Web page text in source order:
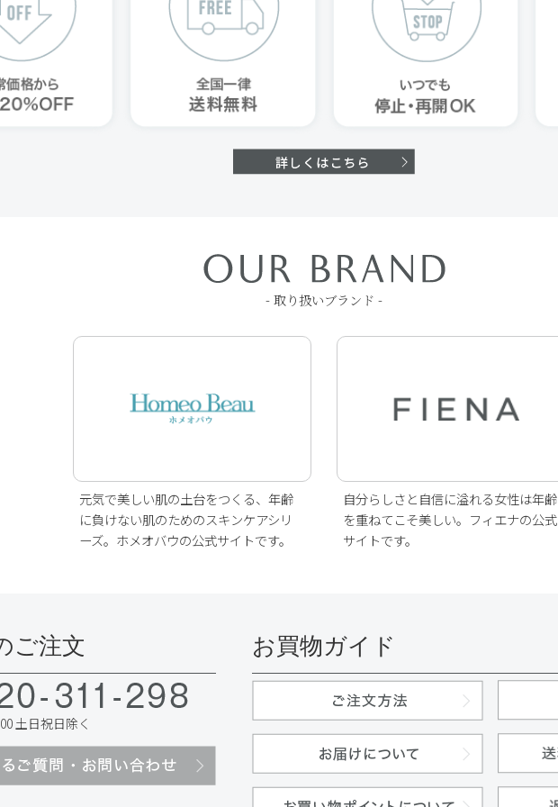
- 取り扱いブランド -
元気で美しい肌の土台をつくる、年齢
に負けない肌のためのスキンケアシリ
ーズ。ホメオバウの公式サイトです。
自分らしさと自信に溢れる女性は年齢
を重ねてこそ美しい。フィエナの公式
サイトです。
ご注文
土日祝日除く
お買物ガイド